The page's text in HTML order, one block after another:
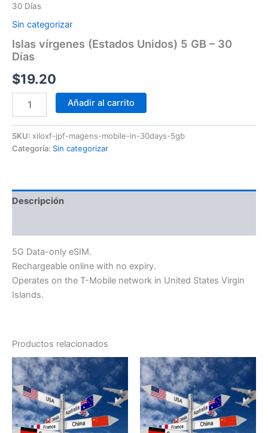
30 Días
Sin categorizar
Islas vírgenes (Estados Unidos) 5 GB – 30
Días
$19.20
Añadir al carrito
SKU: xiloxf-jpf-magens-mobile-in-30days-5gb
Categoría: Sin categorizar
Descripción
5G Data-only eSIM.
Rechargeable online with no expiry.
Operates on the T-Mobile network in United States Virgin
Islands.
Productos relacionados